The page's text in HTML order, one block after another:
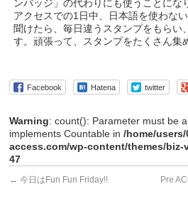
ンバッジ」の代わりにも使うことにな
アクセスでの1日中、日本語を使わな
聞けたら、毎日違うスタンプをもらい
す。頑張って、スタンプをたくさん集
Facebook Hatena twitter
Warning: count(): Parameter must be
implements Countable in/home/
access.com/wp-content/themes/
47
← 今日はFun Fun Friday!!
Pre